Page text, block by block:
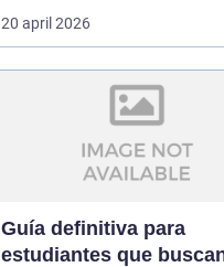
20 april 2026
Guía definitiva para
estudiantes que